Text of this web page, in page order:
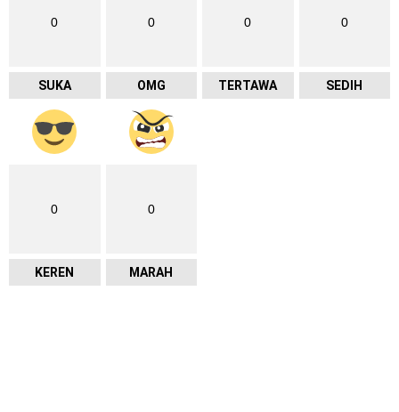
0
SUKA
0
OMG
0
TERTAWA
0
SEDIH
0
KEREN
0
MARAH